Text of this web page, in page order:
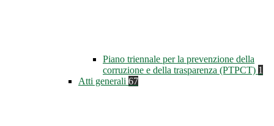
Piano triennale per la prevenzione della
corruzione e della trasparenza (PTPCT) 1
Atti generali 67